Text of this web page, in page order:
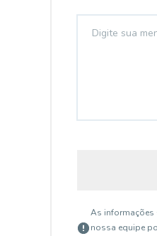
As informações
nossa equipe